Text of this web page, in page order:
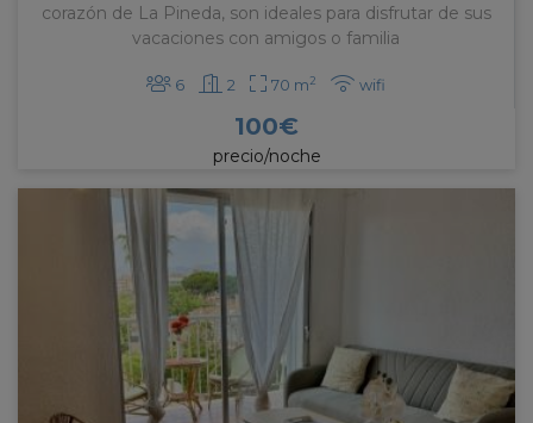
corazón de La Pineda, son ideales para disfrutar de sus
vacaciones con amigos o familia
6 2 70 m2 wifi
100€
precio/noche